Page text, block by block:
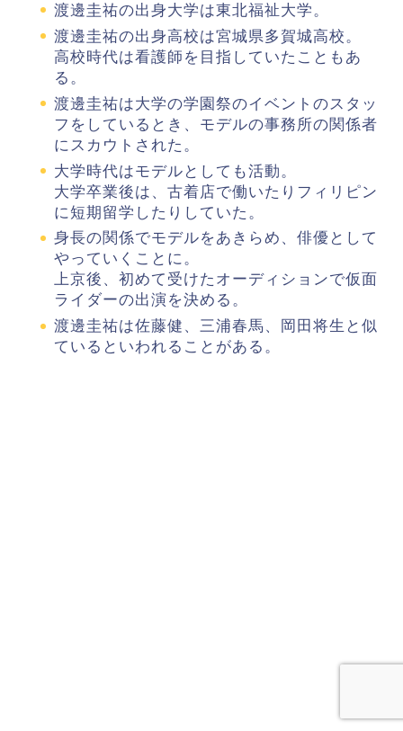
渡邊圭祐の出身大学は東北福祉大学。
渡邊圭祐の出身高校は宮城県多賀城高校。
高校時代は看護師を目指していたこともあ
る。
渡邊圭祐は大学の学園祭のイベントのスタッ
フをしているとき、モデルの事務所の関係者
にスカウトされた。
大学時代はモデルとしても活動。
大学卒業後は、古着店で働いたりフィリピン
に短期留学したりしていた。
身長の関係でモデルをあきらめ、俳優として
やっていくことに。
上京後、初めて受けたオーディションで仮面
ライダーの出演を決める。
渡邊圭祐は佐藤健、三浦春馬、岡田将生と似
ているといわれることがある。